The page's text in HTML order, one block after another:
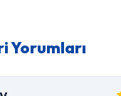
Yorumları